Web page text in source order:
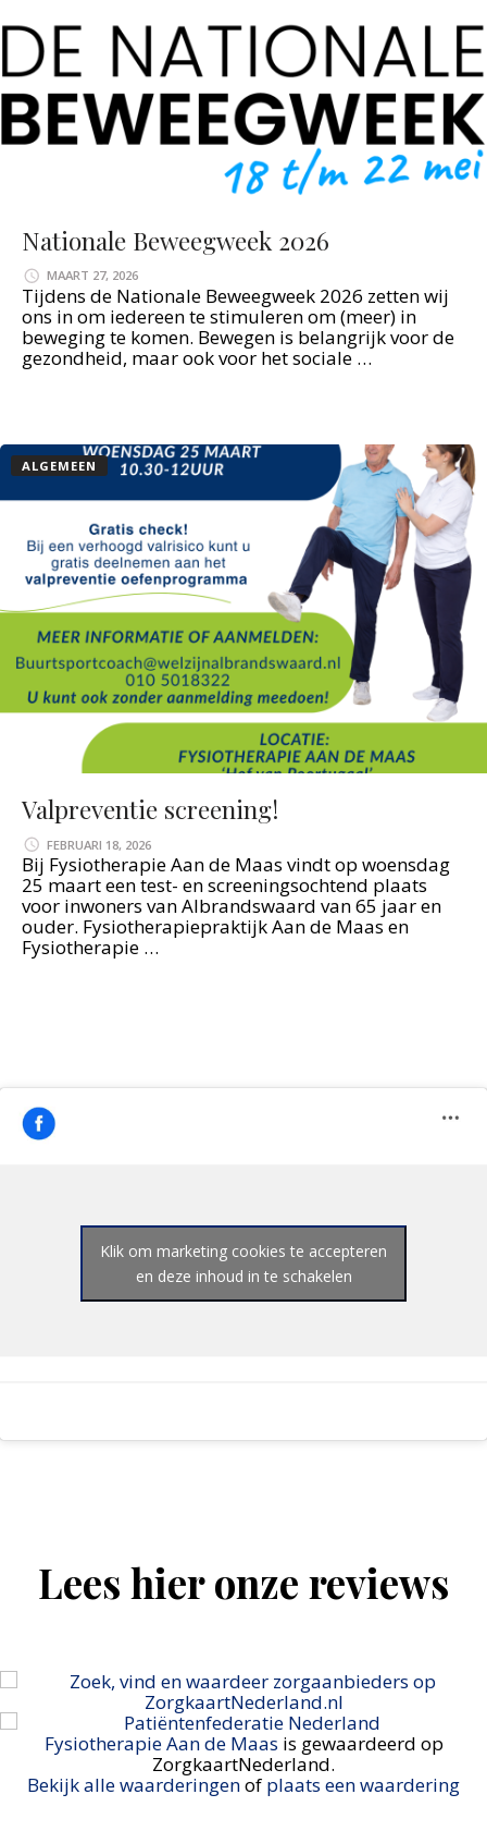
Nationale Beweegweek 2026
MAART 27, 2026
Tijdens de Nationale Beweegweek 2026 zetten wij
ons in om iedereen te stimuleren om (meer) in
beweging te komen. Bewegen is belangrijk voor de
gezondheid, maar ook voor het sociale …
ALGEMEEN
Valpreventie screening!
FEBRUARI 18, 2026
Bij Fysiotherapie Aan de Maas vindt op woensdag
25 maart een test- en screeningsochtend plaats
voor inwoners van Albrandswaard van 65 jaar en
ouder. Fysiotherapiepraktijk Aan de Maas en
Fysiotherapie …
Klik om marketing cookies te accepteren
en deze inhoud in te schakelen
Lees hier onze reviews
Fysiotherapie Aan de Maas is gewaardeerd op
ZorgkaartNederland.
Bekijk alle waarderingenof plaats een waardering